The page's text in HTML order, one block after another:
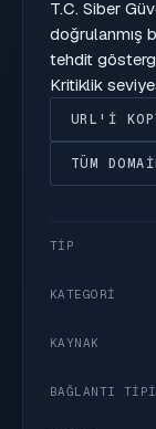
T.C. Siber
doğrulanmış
tehdit
Kritiklik
URL'I
TÜM
TIP
KATEGORI
KAYNAK
BAĞLANTI TIPI